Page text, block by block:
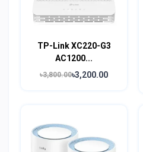
TP-Link XC220-G3
AC1200...
৳3,800.00৳3,200.00